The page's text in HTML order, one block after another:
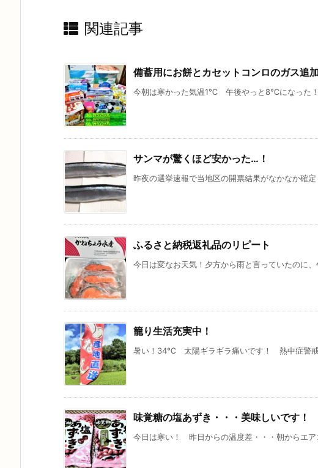
関連記事
備蓄用にお餅とカセットコンロのガス追加
今朝は寒かった気温1℃ 午後やっと8℃になった！
サンマが驚くほど安かった…！
昨夜の選挙速報で当地区の開票結果がなかなか確
ふるさと納税返礼品のリピート
今日は変なお天気！夕方から雨と言っていたのに
籠り生活充実中！
暑い！34℃ 太陽ギラギラ痛いです！ 熱中症警戒
味覚糖の塩あずき・・・美味しいです！
今日は寒い！ 昨日からの温度差・・・朝からエ